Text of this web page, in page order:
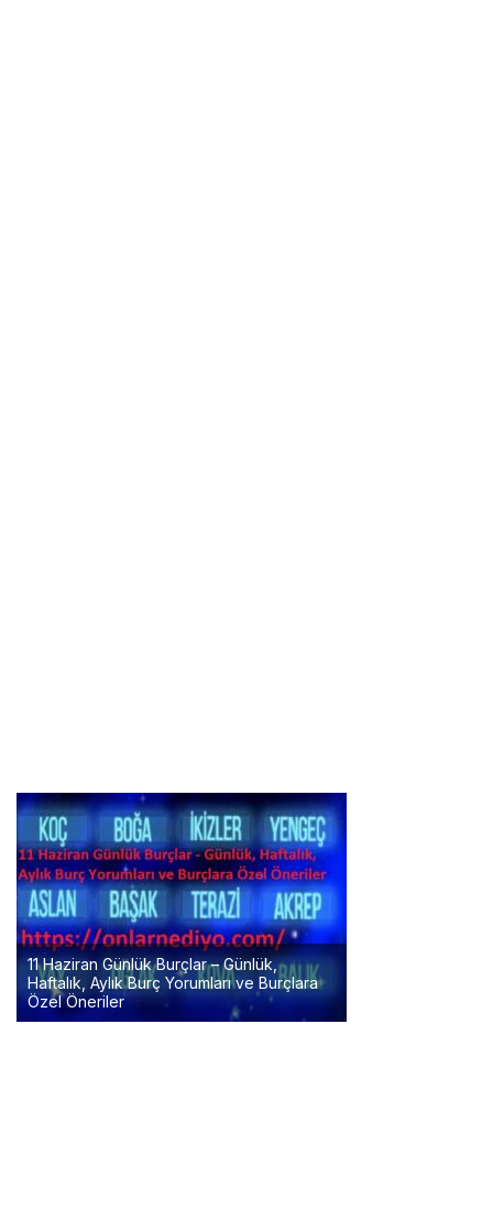
11 Haziran Günlük Burçlar – Günlük,
Haftalık, Aylık Burç Yorumları ve Burçlara
Özel Öneriler